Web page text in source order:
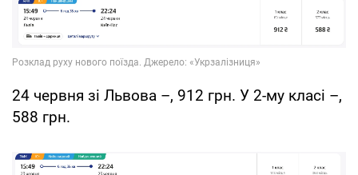
24 червня зі Львова –, 912 грн. У 2-му класі –,
588 грн.